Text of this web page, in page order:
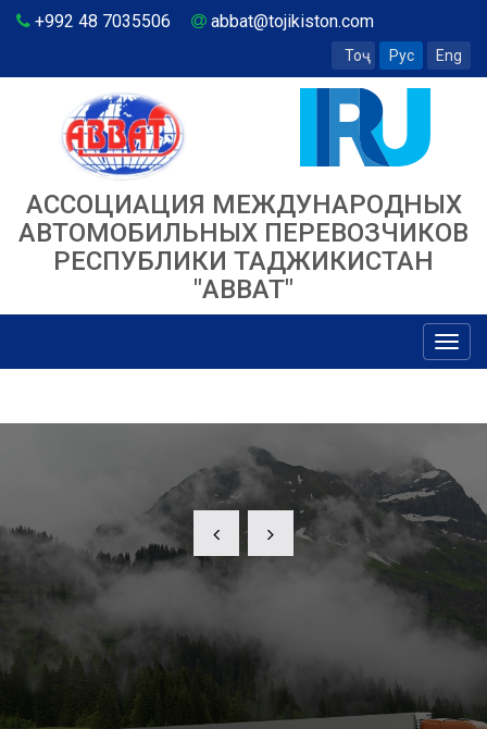
+992 48 7035506 abbat@tojikiston.com
Тоҷ Рус Eng
АССОЦИАЦИЯ МЕЖДУНАРОДНЫХ
АВТОМОБИЛЬНЫХ ПЕРЕВОЗЧИКОВ
РЕСПУБЛИКИ ТАДЖИКИСТАН
"ABBAT"